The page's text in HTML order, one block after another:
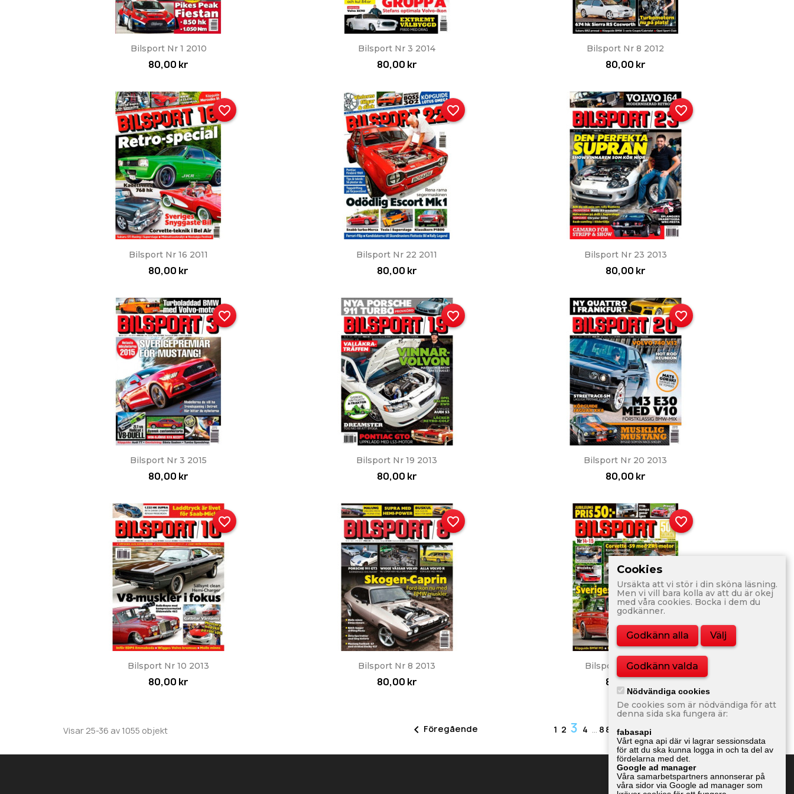
Snabbvy
Bilsport Nr 1 2010
80,00 kr
Snabbvy
Bilsport Nr 3 2014
80,00 kr
Snabbvy
Bilsport Nr 8 2012
80,00 kr
Snabbvy
Bilsport Nr 16 2011
80,00 kr
favorite_border
Snabbvy
Bilsport Nr 22 2011
80,00 kr
favorite_border
Snabbvy
Bilsport Nr 23 2013
80,00 kr
favorite_border
Snabbvy
Bilsport Nr 3 2015
80,00 kr
favorite_border
Snabbvy
Bilsport Nr 19 2013
80,00 kr
favorite_border
Snabbvy
Bilsport Nr 20 2013
80,00 kr
favorite_border
Snabbvy
Bilsport Nr 10 2013
80,00 kr
favorite_border
Snabbvy
Bilsport Nr 8 2013
80,00 kr
favorite_border
 Snabbvy
Bilsport Nr 14 2012
80,00 kr
favorite_border
Visar 25-36 av 1055 objekt  Föregående 1 2 3 4 88
Cookies
Ursäkta att vi stör i din sköna läsning.
Men vi vill bara kolla av att du är okej
med våra cookies. Bocka i dem du
godkänner.
Godkänn alla Välj
Godkänn valda
Nödvändiga cookies
De cookies som är nödvändiga för att
denna sida ska fungera är:
fabasapi
Vårt egna api där vi lagrar sessionsdata
för att du ska kunna logga in och ta del av
fördelarna med det.
Google ad manager
Våra samarbetspartners annonserar på
våra sidor via Google ad manager som